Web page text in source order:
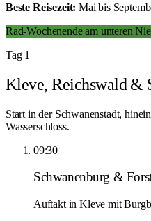
Beste Reisezeit: Mai bis
Rad-Wochenende am unteren
Tag 1
Kleve, Reichswald &
Start in der Schwanenstadt,
Wasserschloss.
09:30
Schwanenburg &
Auftakt in Kleve mit